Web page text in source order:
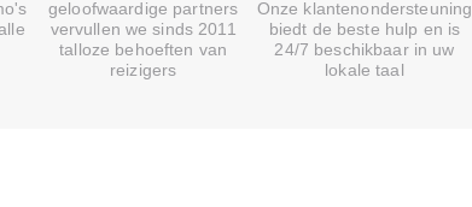
geloofwaardige partners
vervullen we sinds 2011
talloze behoeften van
reizigers
Onze klantenondersteuning
biedt de beste hulp en is
24/7 beschikbaar in uw
lokale taal